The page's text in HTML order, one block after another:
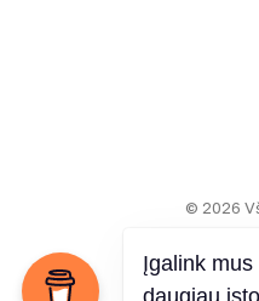
© 2026
Įgalink
daugiau